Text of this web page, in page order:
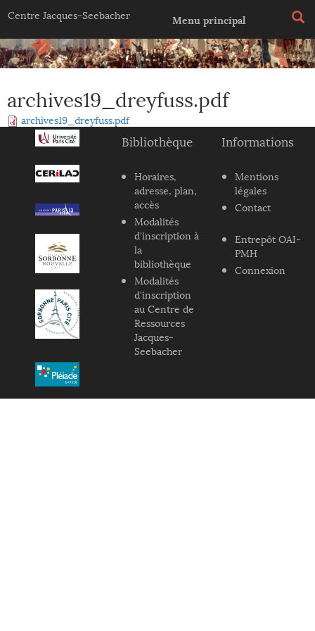
Centre Jacques-Seebacher Menu principal
archives19_dreyfuss.pdf
archives19_dreyfuss.pdf
Bibliothèque
Horaires,
adresse, plan,
accès
Modalités
d'inscription à
la
bibliothèque
Modalités
d'inscription
au Centre de
Ressources
Jacques-
Seebacher
Informations
Mentions
légales
Contact
Entrepôt OAI-
PMH
Connexion